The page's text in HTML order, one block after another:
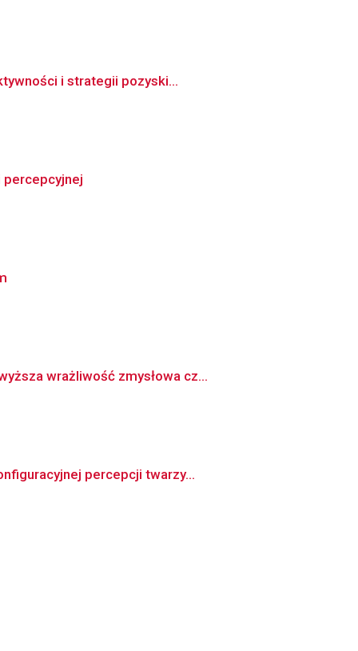
i strategii pozyski...
percepcyjnej
wrażliwość zmysłowa cz...
percepcji twarzy...